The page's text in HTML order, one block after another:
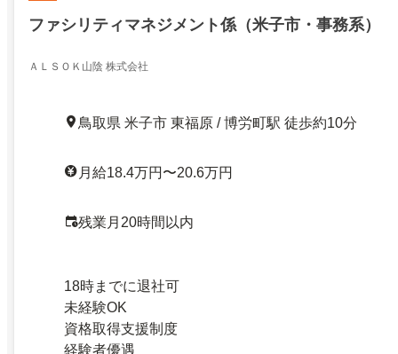
ファシリティマネジメント係（米子市・事務系）
ＡＬＳＯＫ山陰 株式会社
鳥取県 米子市 東福原 / 博労町駅 徒歩約10分
月給18.4万円〜20.6万円
残業月20時間以内
18時までに退社可
未経験OK
資格取得支援制度
経験者優遇